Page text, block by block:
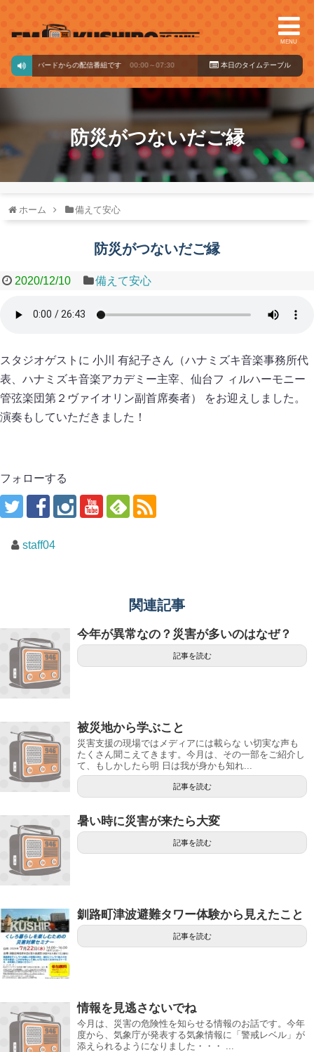
MENU
ジックバードからの配信番組です 00:00～07:30 本日のタイ ムテーブル
防災がつないだご縁
ホーム 備えて安心
防災がつないだご縁
2020/12/10 備えて安心
スタジオゲストに 小川 有紀子さん（ハナミズキ音楽事務所代
表、ハナミズキ音楽アカデミー主宰、仙台フ ィルハーモニー
管弦楽団第２ヴァイオリン副首席奏者） をお迎えしました。
演奏もしていただきました！
フォローする
staff04
関連記事
今年が異常なの？災害が多いのはなぜ？
記事を読む
被災地から学ぶこと
災害支援の現場ではメディアには載らな い切実な声も
たくさん聞こえてきます。今月は、その一部をご紹介し
て、もしかしたら明 日は我が身かも知れ...
記事を読む
暑い時に災害が来たら大変
記事を読む
釧路町津波避難タワー体験から見えたこと
記事を読む
情報を見逃さないでね
今月は、災害の危険性を知らせる情報のお話です。今年
度から、気象庁が発表する気象情報に「警戒レベル」が
添えられるようになりました・・・ ...